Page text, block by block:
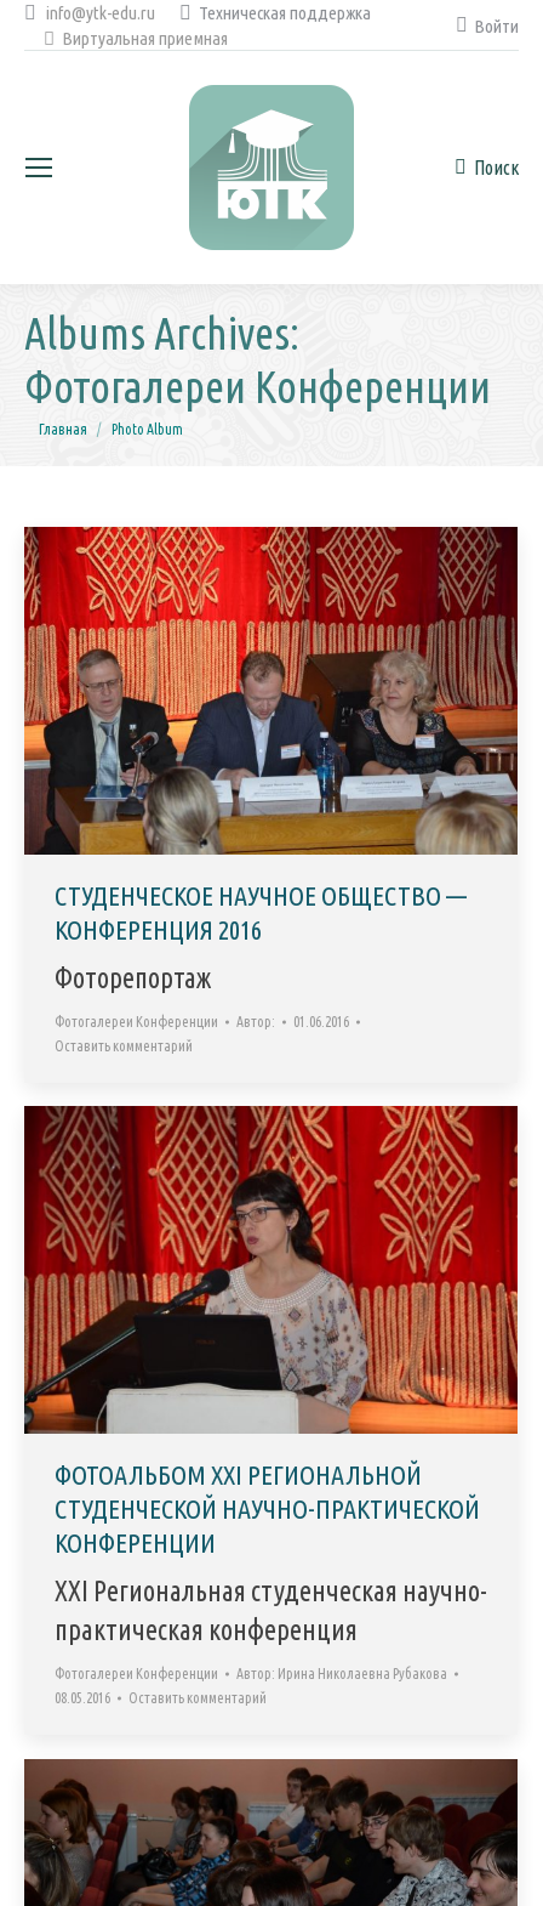
info@ytk-edu.ru
Техническая поддержка
Виртуальная приемная
Войти
Поиск:
Поиск
Albums Archives:
Фотогалереи Конференции
Вы здесь:
Главная Photo Album
СТУДЕНЧЕСКОЕ НАУЧНОЕ ОБЩЕСТВО —
КОНФЕРЕНЦИЯ 2016
Фоторепортаж
Фотогалереи Конференции Автор:
01.06.2016
Оставить комментарий
ФОТОАЛЬБОМ XXI РЕГИОНАЛЬНОЙ
СТУДЕНЧЕСКОЙ НАУЧНО-ПРАКТИЧЕСКОЙ
КОНФЕРЕНЦИИ
XXI Региональная студенческая научно-
практическая конференция
Фотогалереи Конференции Автор: Ирина Николаевна Рубакова
08.05.2016
Оставить комментарий